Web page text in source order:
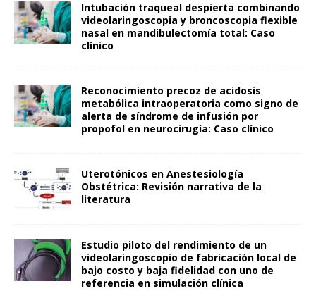
Intubación traqueal despierta combinando
videolaringoscopia y broncoscopia flexible
nasal en mandibulectomía total: Caso
clínico
Reconocimiento precoz de acidosis
metabólica intraoperatoria como signo de
alerta de síndrome de infusión por
propofol en neurocirugía: Caso clínico
Uterotónicos en Anestesiología
Obstétrica: Revisión narrativa de la
literatura
Estudio piloto del rendimiento de un
videolaringoscopio de fabricación local de
bajo costo y baja fidelidad con uno de
referencia en simulación clínica